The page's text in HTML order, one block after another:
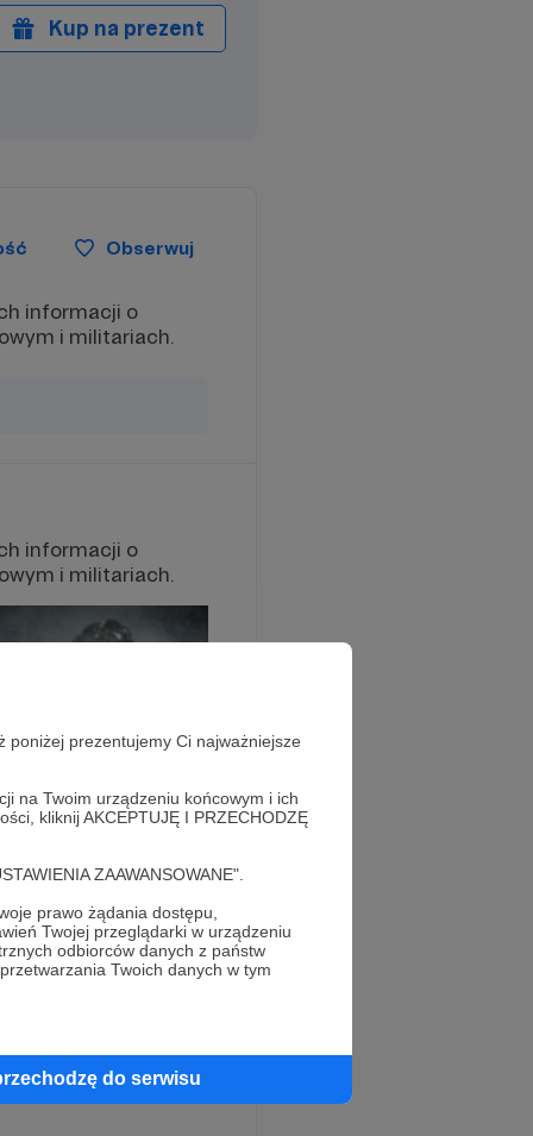
poniżej prezentujemy Ci najważniejsze
na Twoim urządzeniu końcowym i ich
kliknij AKCEPTUJĘ I PRZECHODZĘ
ZAAWANSOWANE".
prawo żądania dostępu,
Twojej przeglądarki w urządzeniu
odbiorców danych z państw
Twoich danych w tym
do serwisu
Kup na prezent
Obserwuj
informacji o
i militariach.
informacji o
i militariach.
wszystkim z
do milionów